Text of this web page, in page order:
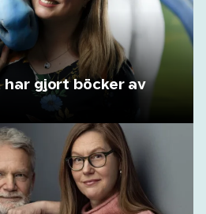
har gjort böcker av